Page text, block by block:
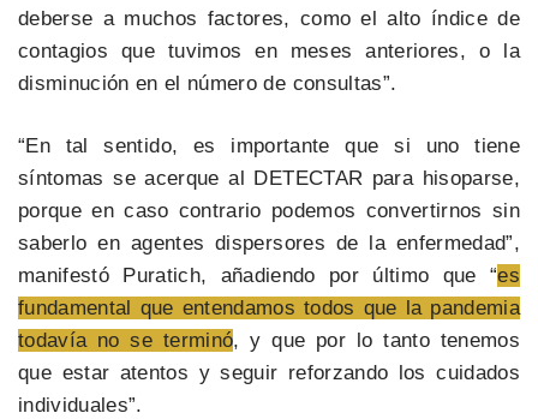
deberse a muchos factores, como el alto índice de
contagios que tuvimos en meses anteriores, o la
disminución en el número de consultas”.
“En tal sentido, es importante que si uno tiene
síntomas se acerque al DETECTAR para hisoparse,
porque en caso contrario podemos convertirnos sin
saberlo en agentes dispersores de la enfermedad”,
manifestó Puratich, añadiendo por último que “es
fundamental que entendamos todos que la pandemia
todavía no se terminó, y que por lo tanto tenemos
que estar atentos y seguir reforzando los cuidados
individuales”.